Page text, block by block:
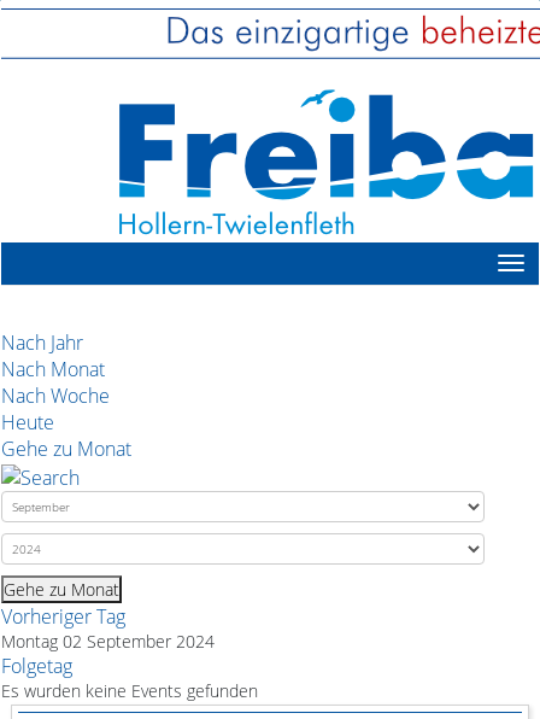
Nach Jahr
Nach Monat
Nach Woche
Heute
Gehe zu Monat
Gehe zu Monat
Vorheriger Tag
Montag 02 September 2024
Folgetag
Es wurden keine Events gefunden